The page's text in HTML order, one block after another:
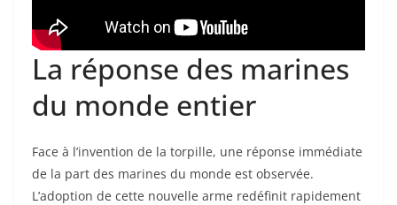
La réponse des marines
du monde entier
Face à l’invention de la torpille, une réponse immédiate
de la part des marines du monde est observée.
L’adoption de cette nouvelle arme redéfinit rapidement